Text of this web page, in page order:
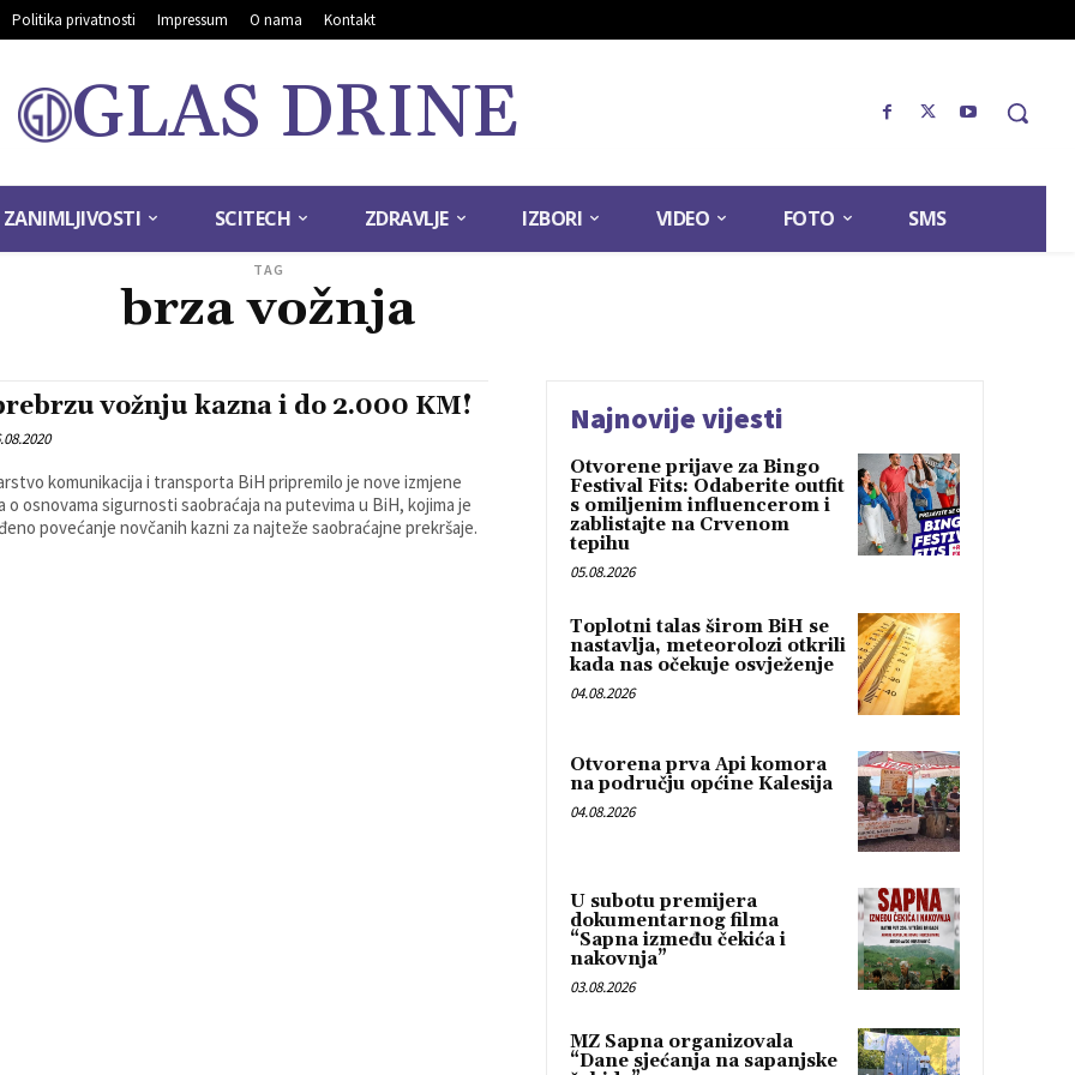
Politika privatnosti Impressum O nama Kontakt
GLAS DRINE
ZANIMLJIVOSTI SCITECH ZDRAVLJE IZBORI VIDEO FOTO SMS
TAG
brza vožnja
vožnju kazna i do 2.000 KM!
komunikacija i transporta BiH pripremilo je nove izmjene
o osnovama sigurnosti saobraćaja na putevima u BiH, kojima je
povećanje novčanih kazni za najteže saobraćajne prekršaje.
Najnovije vijesti
Otvorene prijave za Bingo
Festival Fits: Odaberite outfit
s omiljenim influencerom i
zablistajte na Crvenom
tepihu
05.08.2026
Toplotni talas širom BiH se
nastavlja, meteorolozi otkrili
kada nas očekuje osvježenje
04.08.2026
Otvorena prva Api komora
na području općine Kalesija
04.08.2026
U subotu premijera
dokumentarnog filma
“Sapna između čekića i
nakovnja”
03.08.2026
MZ Sapna organizovala
“Dane sjećanja na sapanjske